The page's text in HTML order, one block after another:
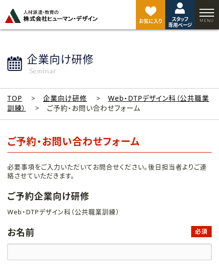
お気に入り
スタッフ
専用ページ
企業向け研修
Seminar
TOP 企業向け研修
Web・DTPデザイン科（公共職業
訓練）
ご予約・お問い合わせフォーム
ご予約・お問い合わせフォーム
必要事項をご入力いただいてお問合せください。後日担当者よりご連
絡させていただきます。
ご予約企業向け研修
Web・DTPデザイン科（公共職業訓練）
お名前 必須
ジ
ト